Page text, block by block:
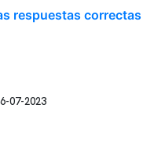
respuestas correctas
07-2023